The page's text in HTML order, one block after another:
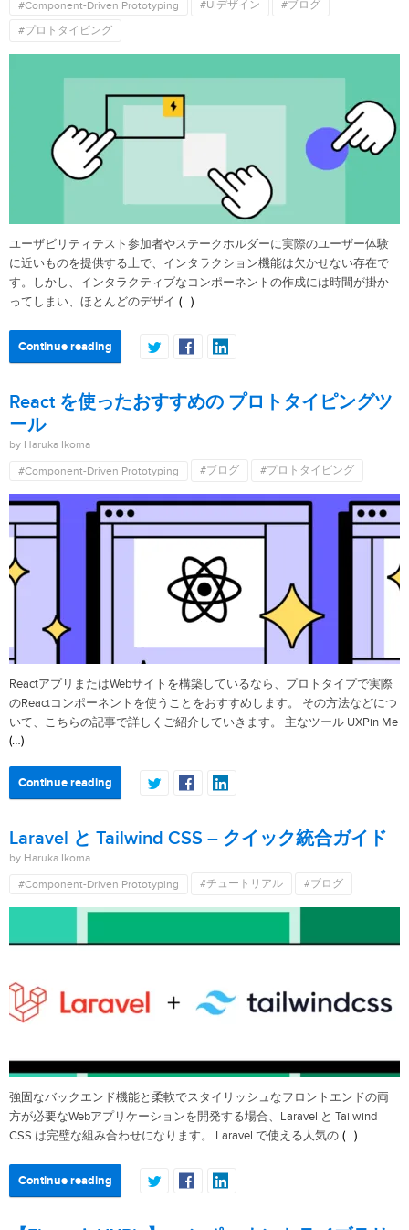
#Component-Driven Prototyping #UIデザイン
#ブログ
#プロトタイピング
ユーザビリティテスト参加者やステークホルダーに実際のユーザー体験
に近いものを提供する上で、インタラクション機能は欠かせない存在で
す。しかし、インタラクティブなコンポーネントの作成には時間が掛か
ってしまい、ほとんどのデザイ (…)
Continue reading
React を使ったおすすめの プロトタイピングツ
ール
by Haruka Ikoma
#Component-Driven Prototyping #ブログ #プロトタイピング
ReactアプリまたはWebサイトを構築しているなら、プロトタイプで実際
のReactコンポーネントを使うことをおすすめします。 その方法などにつ
いて、こちらの記事で詳しくご紹介していきます。 主なツール UXPin Me
(…)
Continue reading
Laravel と Tailwind CSS – クイック統合ガイド
by Haruka Ikoma
#Component-Driven Prototyping #チュートリアル #ブログ
強固なバックエンド機能と柔軟でスタイリッシュなフロントエンドの両
方が必要なWebアプリケーションを開発する場合、Laravel と Tailwind
CSS は完璧な組み合わせになります。 Laravel で使える人気の (…)
Continue reading